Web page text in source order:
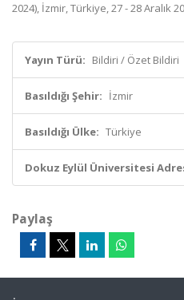
2024), İzmir, Türkiye, 27 - 28 Aralık
Yayın Türü: Bildiri / Özet Bildiri
Basıldığı Şehir: İzmir
Basıldığı Ülke: Türkiye
Dokuz Eylül Üniversitesi
Paylaş